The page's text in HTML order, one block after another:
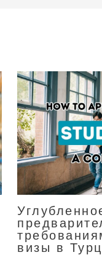
визы в